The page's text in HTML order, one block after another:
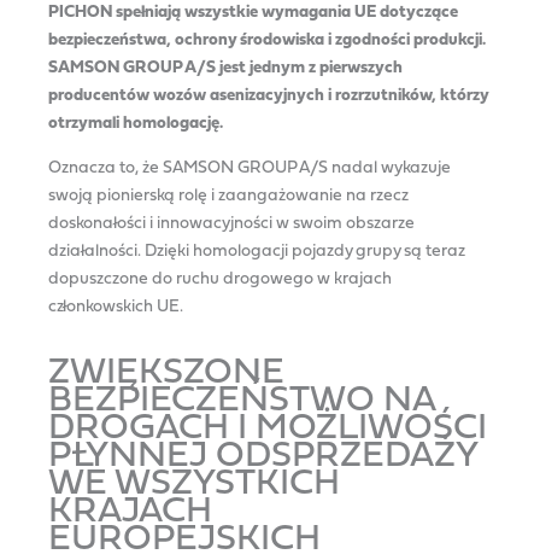
PICHON spełniają wszystkie wymagania UE dotyczące
bezpieczeństwa, ochrony środowiska i zgodności produkcji.
SAMSON GROUP A/S jest jednym z pierwszych
producentów wozów asenizacyjnych i rozrzutników, którzy
otrzymali homologację.
Oznacza to, że SAMSON GROUP A/S nadal wykazuje
swoją pionierską rolę i zaangażowanie na rzecz
doskonałości i innowacyjności w swoim obszarze
działalności. Dzięki homologacji pojazdy grupy są teraz
dopuszczone do ruchu drogowego w krajach
członkowskich UE.
ZWIĘKSZONE
BEZPIECZEŃSTWO NA
DROGACH I MOŻLIWOŚCI
PŁYNNEJ ODSPRZEDAŻY
WE WSZYSTKICH
KRAJACH
EUROPEJSKICH